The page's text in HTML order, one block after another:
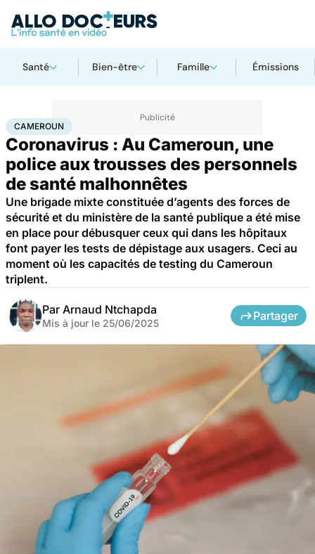
Santé Bien-être Famille Émissions
AccueilSanté Maladies Maladies infectieuses
CAMEROUN
Coronavirus : Au Cameroun, une
police aux trousses des personnels
de santé malhonnêtes
Une brigade mixte constituée d’agents des forces de
sécurité et du ministère de la santé publique a été mise
en place pour débusquer ceux qui dans les hôpitaux
font payer les tests de dépistage aux usagers. Ceci au
moment où les capacités de testing du Cameroun
triplent.
Par Arnaud Ntchapda
Mis à jour le 25/06/2025
Partager